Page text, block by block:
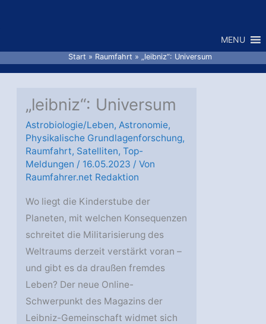
MENU
Start Raumfahrt „leibniz“: Universum
„leibniz“: Universum
Astrobiologie/Leben,Astronomie,
Physikalische Grundlagenforschung,
Raumfahrt, Satelliten,Top-
Meldungen / 16.05.2023 / Von
Raumfahrer.net Redaktion
Wo liegt die Kinderstube der
Planeten, mit welchen Konsequenzen
schreitet die Militarisierung des
Weltraums derzeit verstärkt voran –
und gibt es da draußen fremdes
Leben? Der neue Online-
Schwerpunkt des Magazins der
Leibniz-Gemeinschaft widmet sich